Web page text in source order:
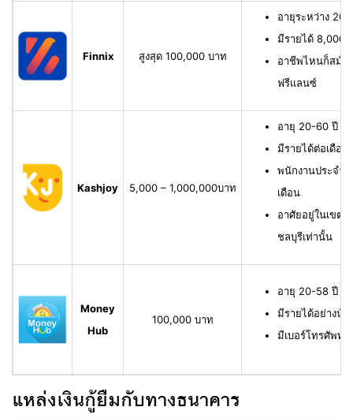
Finnix สูงสุด 100,000 บาท
อายุระหว่าง
มีรายได้ 8,000
อาชีพไหนก็สมัค
ฟรีแลนซ์
Kashjoy 5,000 – 1,000,000บาท
อายุ 20-60 ปี มี
มีรายได้ต่อเดือ
พนักงานประจำ
เดือน
อาศัยอยู่ในเขต
ชลบุรีเท่านั้น
Money
Hub
100,000 บาท
อายุ 20-58 ปี มี
มีรายได้อย่างน้
มีเบอร์โทรศัพท์
แหล่งเงินกู้ยืมกับทางธนาคาร